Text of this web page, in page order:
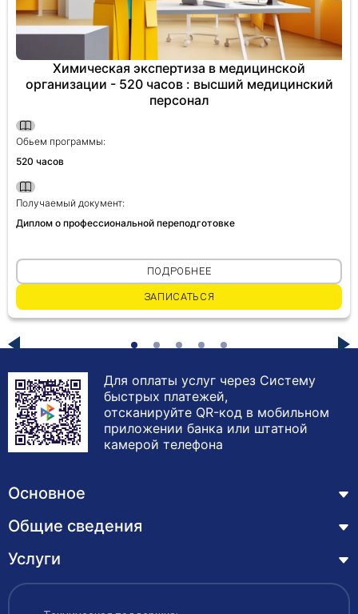
Химическая экспертиза в медицинской
организации - 520 часов : высший медицинский
персонал
Обьем программы:
520 часов
Получаемый документ:
Диплом о профессиональной переподготовке
ПОДРОБНЕЕ
ЗАПИСАТЬСЯ
Для оплаты услуг через Систему
быстрых платежей,
отсканируйте QR-код в мобильном
приложении банка или штатной
камерой телефона
Основное
Курсы
Лицензия
Обучающимся
Общие сведения
Основные сведения
Структура и органы управления образовательной
организацией
Услуги
Профессиональная переподготовка